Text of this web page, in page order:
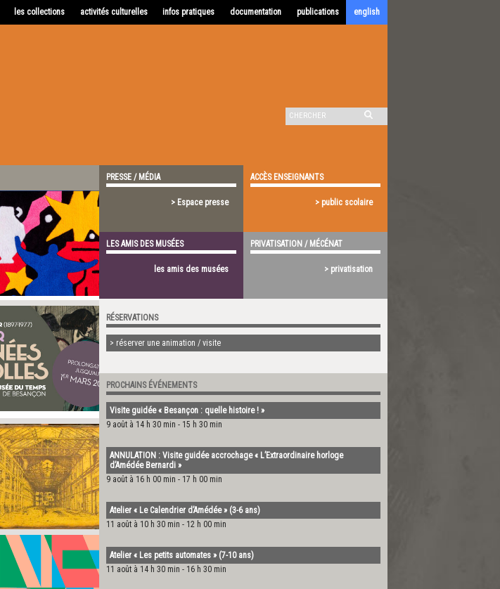
les collections activités culturelles infos pratiques documentation publications english
PRESSE / MÉDIA
> Espace presse
ACCÈS ENSEIGNANTS
> public scolaire
LES AMIS DES MUSÉES
les amis des musées
PRIVATISATION / MÉCÉNAT
> privatisation
RÉSERVATIONS
> réserver une animation / visite
PROCHAINS ÉVÉNEMENTS
Visite guidée « Besançon : quelle histoire ! »
9 août à 14 h 30 min - 15 h 30 min
ANNULATION : Visite guidée accrochage « L’Extraordinaire horloge
d’Amédée Bernardi »
9 août à 16 h 00 min - 17 h 00 min
Atelier « Le Calendrier d’Amédée » (3-6 ans)
11 août à 10 h 30 min - 12 h 00 min
Atelier « Les petits automates » (7-10 ans)
11 août à 14 h 30 min - 16 h 30 min